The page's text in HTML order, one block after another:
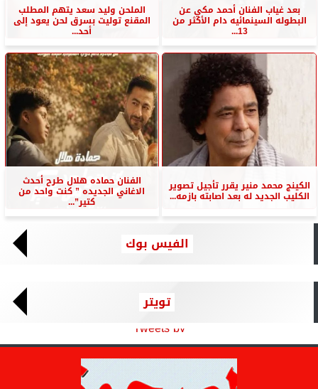
بعد غياب الفنان أحمد مكي عن
البطوله السينمائيه دام الأكثر من
13...
الملحن وليد سعد يتهم المطلب
المقنع توليت بسرق لحن يعود إلى
أحد...
الكينج محمد منير يقرر تأجيل تصوير
الكليب الجديد له بعد اصابته بازمه...
الفنان حماده هلال طرح أحدث
الاغاني الجديده ” كنت واحد من
كتير”...
الفيس بوك
تويتر
Tweets by